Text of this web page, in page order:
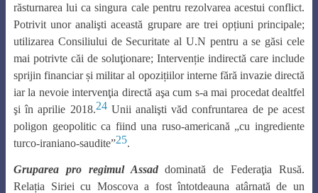
răsturnarea lui ca singura cale pentru rezolvarea acestui conflict.
Potrivit unor analişti această grupare are trei opțiuni principale;
utilizarea Consiliului de Securitate al U.N pentru a se găsi cele
mai potrivte căi de soluţionare; Intervenție indirectă care include
sprijin financiar și militar al opozițiilor interne fără invazie directă
iar la nevoie intervenţia directă aşa cum s-a mai procedat dealtfel
şi în aprilie 2018.24Unii analişti văd confruntarea de pe acest
poligon geopolitic ca fiind una ruso-americană „cu ingrediente
turco-iraniano-saudite”25.
Gruparea pro regimul Assaddominată de Federaţia Rusă.
Relația Siriei cu Moscova a fost întotdeauna atârnată de un